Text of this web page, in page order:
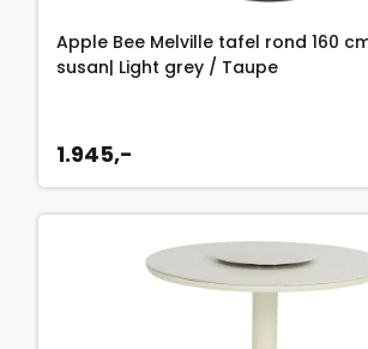
Apple Bee Melville tafel rond 160
susan| Light grey / Taupe
1.945,-